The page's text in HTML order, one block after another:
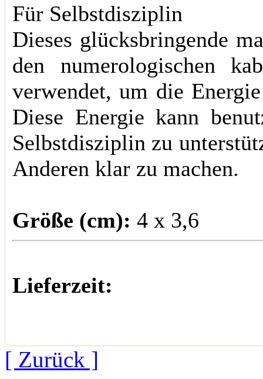
Für Selbstdisziplin
Dieses glücksbringende
den numerologischen
verwendet, um die
Diese Energie kann
Selbstdisziplin zu
Anderen klar zu machen.
Größe (cm): 4 x 3,6
Lieferzeit:
[ Zurück ]